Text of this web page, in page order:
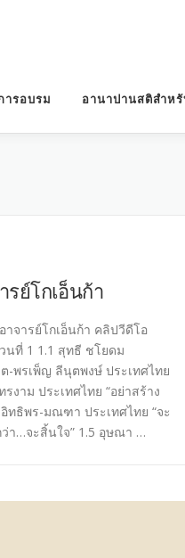
ารอบรม อานาปานสติสำหรั
ย์โกเอ็นก้า
จารย์โกเอ็นก้า คลิปวีดีโอ
ที่ 1 1.1 สุทธี ชโยดม
-พรเพ็ญ ลีนุตพงษ์ ประเทศไทย
งาม ประเทศไทย “อย่าสร้าง
ทธิพร-มณฑา ประเทศไทย “จะ
า…จะสิ้นใจ” 1.5 อุษณา …